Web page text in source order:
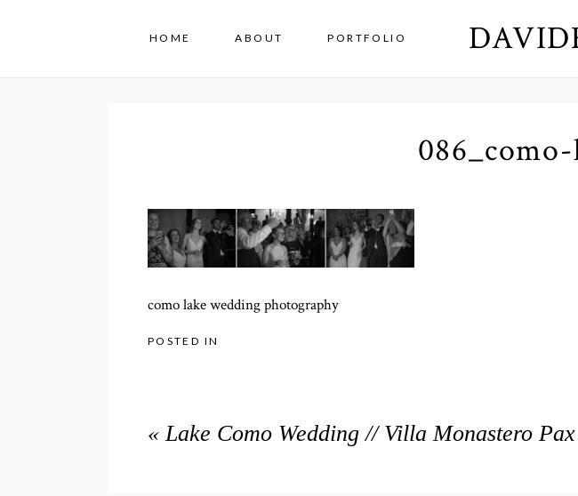
HOME ABOUT PORTFOLIO
como lake wedding photography
POSTED IN
« Lake Como Wedding // Villa Monastero